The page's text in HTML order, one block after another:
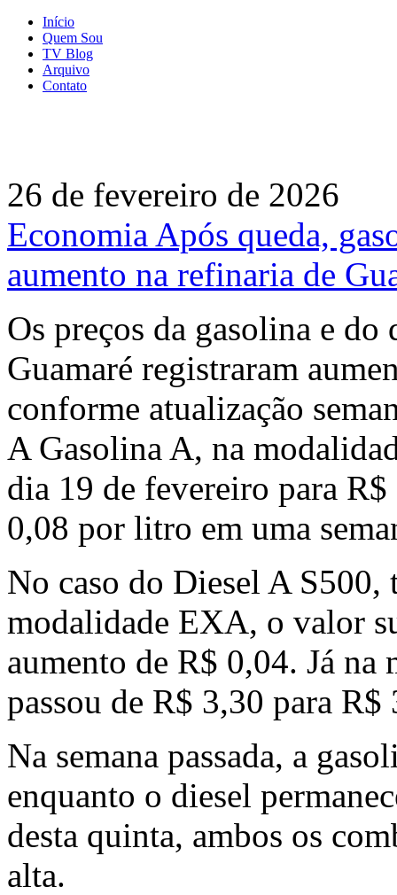
Início
Quem Sou
TV Blog
Arquivo
Contato
26 de fevereiro de 2026
Economia Após queda,
aumento na refinaria de
Os preços da gasolina e
Guamaré registraram
conforme atualização
A Gasolina A, na
dia 19 de fevereiro para
0,08 por litro em uma
No caso do Diesel A S500,
modalidade EXA, o valor
aumento de R$ 0,04. Já
passou de R$ 3,30 para
Na semana passada, a
enquanto o diesel
desta quinta, ambos os
alta.